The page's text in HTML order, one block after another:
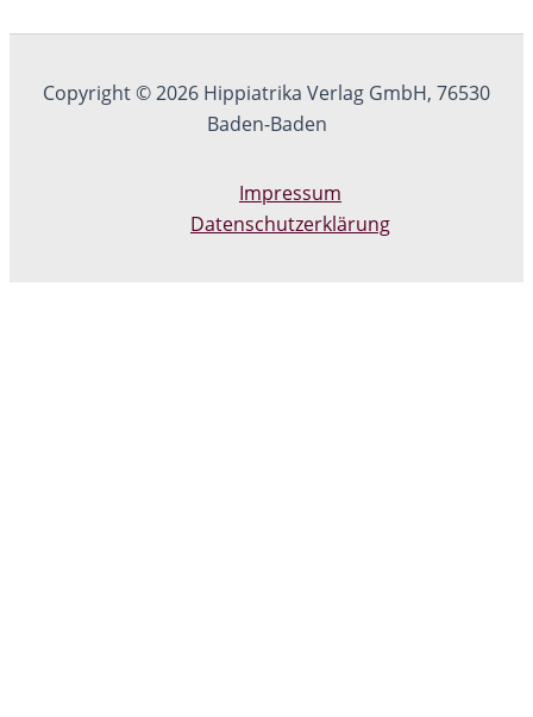
Copyright © 2026 Hippiatrika Verlag GmbH, 76530
Baden-Baden
Impressum
Datenschutzerklärung